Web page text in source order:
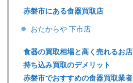
赤磐市にある食器買取店
おたからや 下市店
食器の買取相場と高く売れるお店
持ち込み買取のデメリット
赤磐市でおすすめの食器買取業者